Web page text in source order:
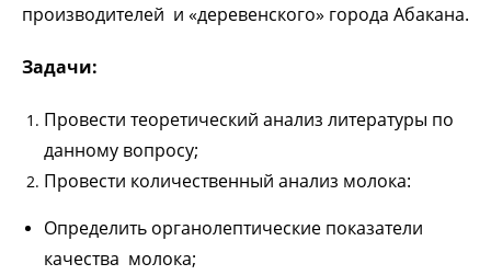
производителей и «деревенского» города Абакана.
Задачи:
Провести теоретический анализ литературы по
данному вопросу;
Провести количественный анализ молока:
Определить органолептические показатели
качества молока;